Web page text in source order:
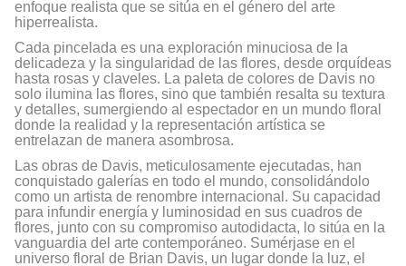
enfoque realista que se sitúa en el género del arte
hiperrealista.
Cada pincelada es una exploración minuciosa de la
delicadeza y la singularidad de las flores, desde orquídeas
hasta rosas y claveles. La paleta de colores de Davis no
solo ilumina las flores, sino que también resalta su textura
y detalles, sumergiendo al espectador en un mundo floral
donde la realidad y la representación artística se
entrelazan de manera asombrosa.
Las obras de Davis, meticulosamente ejecutadas, han
conquistado galerías en todo el mundo, consolidándolo
como un artista de renombre internacional. Su capacidad
para infundir energía y luminosidad en sus cuadros de
flores, junto con su compromiso autodidacta, lo sitúa en la
vanguardia del arte contemporáneo. Sumérjase en el
universo floral de Brian Davis, un lugar donde la luz, el